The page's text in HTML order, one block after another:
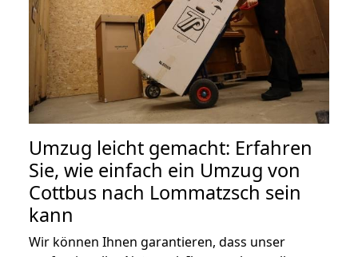
Umzug leicht gemacht: Erfahren
Sie, wie einfach ein Umzug von
Cottbus nach Lommatzsch sein
kann
Wir können Ihnen garantieren, dass unser